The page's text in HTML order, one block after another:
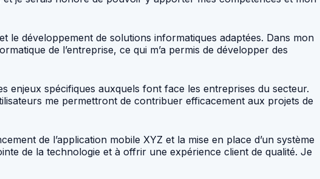
le développement de solutions informatiques adaptées. Dans mon
de l’entreprise, ce qui m’a permis de développer des
enjeux spécifiques auxquels font face les entreprises du secteur.
me permettront de contribuer efficacement aux projets de
de l’application mobile XYZ et la mise en place d’un système
de la technologie et à offrir une expérience client de qualité. Je